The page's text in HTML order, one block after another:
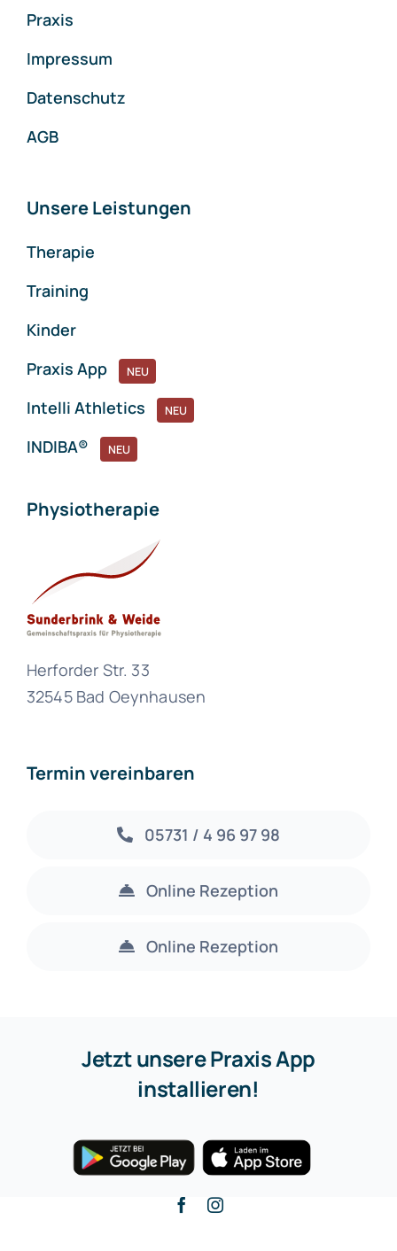
Physiotherapie
Herforder Str. 33
32545 Bad Oeynhausen
Unsere Leistungen
Therapie
Training
Kinder
Praxis App
NEU
Intelli Athletics NEU
INDIBA® NEU
Praxis
Impressum
Datenschutz
AGB
Termin vereinbaren
05731 / 4 96 97 98
Online Rezeption
Online Rezeption
Jetzt unsere Praxis App
installieren!